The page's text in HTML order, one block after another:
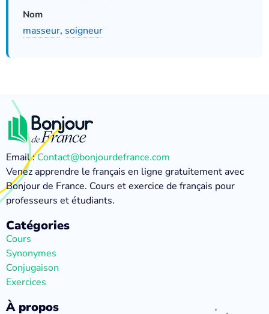
Nom
masseur, soigneur
Email :Contact@bonjourdefrance.com
Venez apprendre le français en ligne gratuitement avec
Bonjour de France. Cours et exercice de français pour
professeurs et étudiants.
Catégories
Cours
Synonymes
Conjugaison
Exercices
À propos